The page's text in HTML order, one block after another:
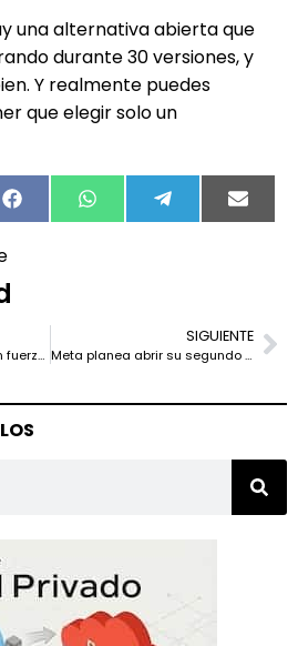
una alternativa abierta que
durante 30 versiones, y
Y realmente puedes
que elegir solo un
FacebookWhatsApp TelegramEmail
VAST Data y Equinix unen fuerzas para impulsar la inteligencia artificial empresarial
SIGUIENTE
Meta planea abrir su segundo centro de datos en Zaragoza, según el Heraldo, aunque la compañía aún no lo confirma